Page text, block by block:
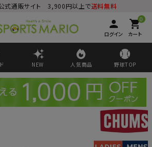
式通販サイト 3,900円以上で送料無料
person
ログイン
0
shopping_cart
カート
NEW 人気商品 野球TOP